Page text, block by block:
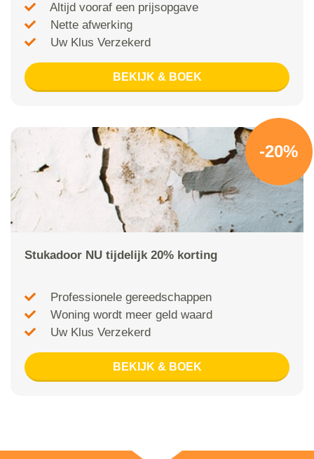
Altijd vooraf een prijsopgave
Nette afwerking
Uw Klus Verzekerd
BEKIJK & BOEK
-20%
Stukadoor NU tijdelijk 20% korting
Professionele gereedschappen
Woning wordt meer geld waard
Uw Klus Verzekerd
BEKIJK & BOEK